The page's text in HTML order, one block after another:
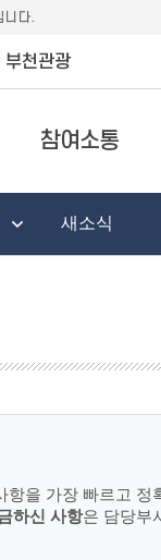
다.
부천관광
참여소통
새소식
항을 가장 빠르고 정
하신 사항은 담당부